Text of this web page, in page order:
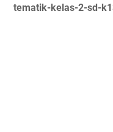
tematik-kelas-2-sd-